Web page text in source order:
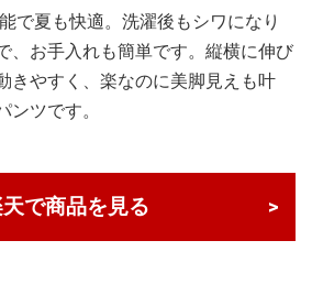
で夏も快適。洗濯後もシワになり
、お手入れも簡単です。縦横に伸び
きやすく、楽なのに美脚見えも叶
ンツです。
で商品を見る